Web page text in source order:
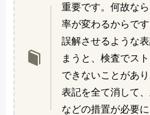
重要です。何故な
率が変わるからで
誤解させるような
まうと、検査でス
できないことがあ
表記を全て消して
などの措置が必要